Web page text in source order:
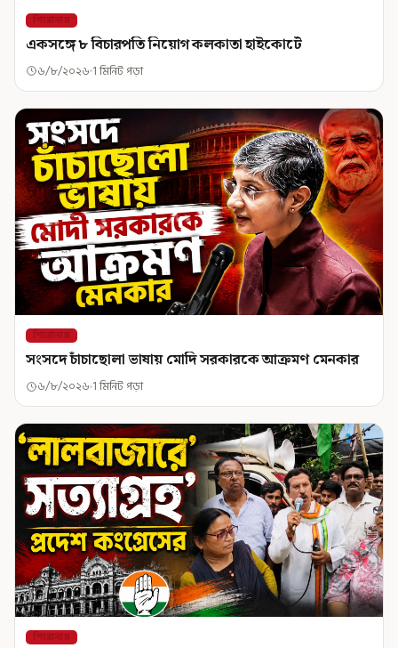
শিরোনাম
একসঙ্গে ৮ বিচারপতি নিয়োগ কলকাতা হাইকোর্টে
৬/৮/২০২৬ 1 মিনিট পড়া
শিরোনাম
সংসদে চাঁচাছোলা ভাষায় মোদি সরকারকে আক্রমণ মেনকার
৬/৮/২০২৬ 1 মিনিট পড়া
শিরোনাম